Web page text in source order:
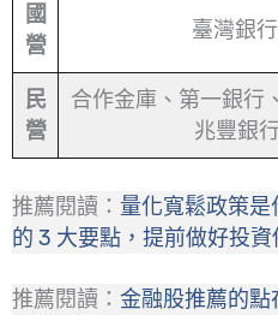
國
營
臺灣銀
民
營
合作金庫、第一銀行
兆豐銀
推薦閱讀： 量化寬鬆政策
的 3 大要點，提前做好投資
推薦閱讀： 金融股推薦的點